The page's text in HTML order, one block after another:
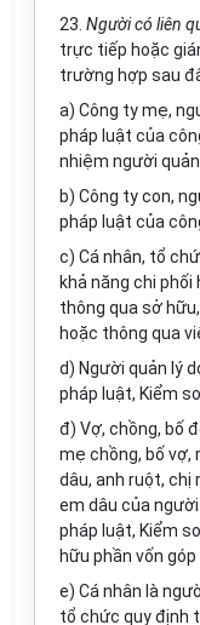
23. Người có liên
trực tiếp hoặc
trường hợp sau
a) Công ty mẹ,
pháp luật của
nhiệm người
b) Công ty con,
pháp luật của
c) Cá nhân, tổ
khả năng chi
thông qua sở
hoặc thông qua
d) Người quản lý
pháp luật, Kiểm
đ) Vợ, chồng, bố
mẹ chồng, bố vợ,
dâu, anh ruột, chị
em dâu của
pháp luật, Kiểm
hữu phần vốn
e) Cá nhân là
tổ chức quy định